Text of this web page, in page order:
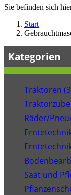
Sie befinden sich
Start
Kategorien
Traktoren
Räder/
Saat und